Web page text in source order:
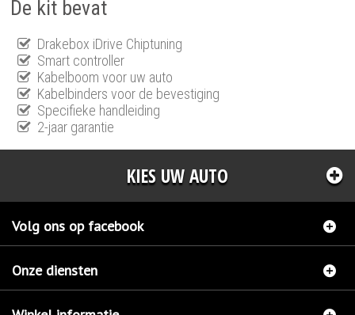
De kit bevat
Drakebox iDrive Chiptuning
Smart controller
Kabelboom voor uw auto
Kabelbinders voor de bevestiging
Specifieke handleiding
2-jaar garantie
KIES UW AUTO
Volg ons op facebook
Onze diensten